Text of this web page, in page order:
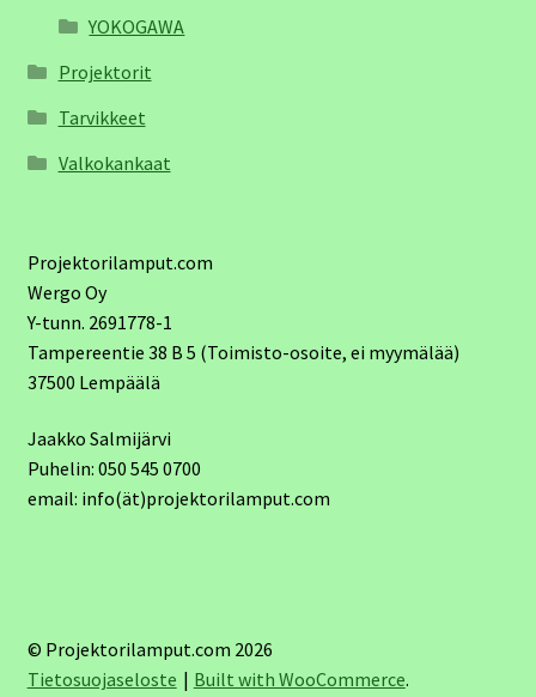
YOKOGAWA
Projektorit
Tarvikkeet
Valkokankaat
Projektorilamput.com
Wergo Oy
Y-tunn. 2691778-1
Tampereentie 38 B 5 (Toimisto-osoite, ei myymälää)
37500 Lempäälä
Jaakko Salmijärvi
Puhelin: 050 545 0700
email: info(ät)projektorilamput.com
© Projektorilamput.com 2026
Tietosuojaseloste
Built with WooCommerce.